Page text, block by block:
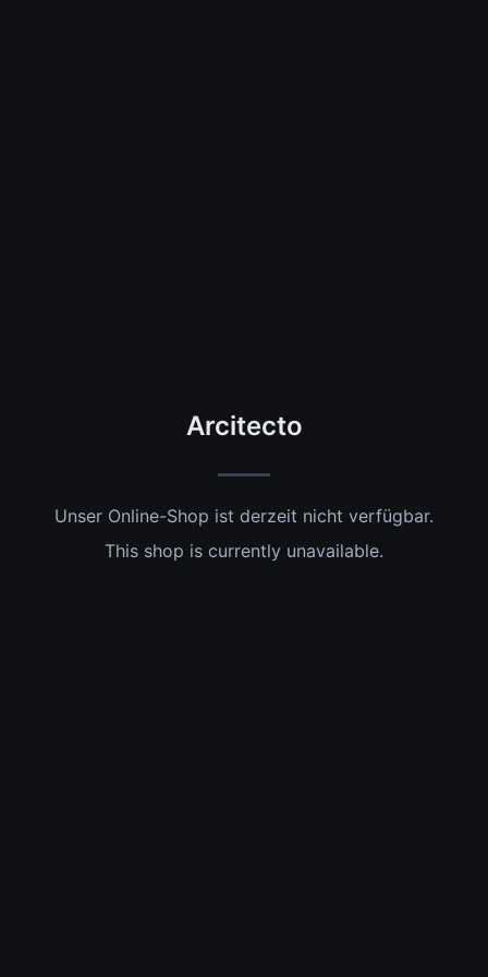
Arcitecto
Unser Online-Shop ist derzeit nicht verfügbar.
This shop is currently unavailable.